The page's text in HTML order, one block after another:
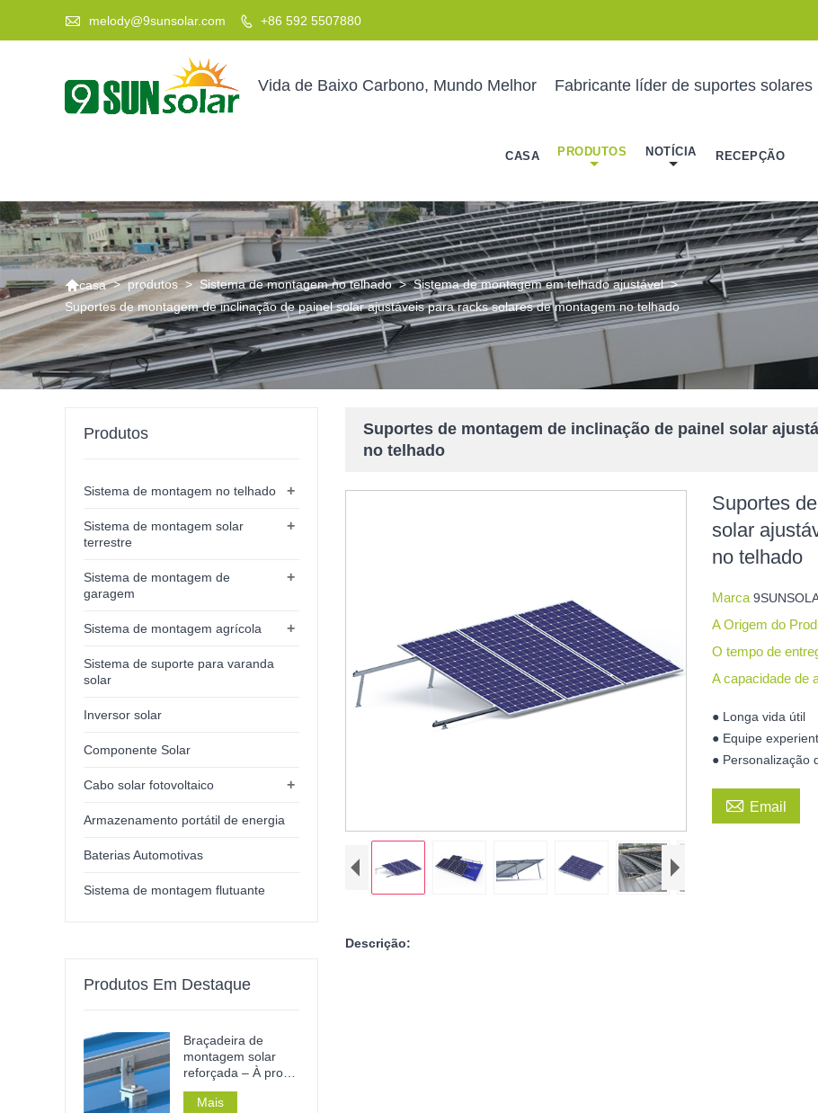
 melody@9sunsolar.com  +86 592 5507880
Vida de Baixo Carbono, Mundo Melhor Fabricante líder de suportes
CASA PRODUTOS NOTÍCIA RECEPÇÃO
casa > produtos > Sistema de montagem no telhado > Sistema de montagem em telhado ajustável >
Suportes de montagem de inclinação de painel solar ajustáveis ​​para racks solares de montagem no telhado
Suportes de montagem de inclinação de painel solar
no telhado
Suportes
solar
no telhado
Marca
A Origem do
O tempo de
A capacidade de
● Longa vida útil
● Equipe
● Personalização
 Email
Descrição:
Produtos
+
Sistema de montagem no telhado
+
Sistema de montagem solar
terrestre
+
Sistema de montagem de
garagem
+
Sistema de montagem agrícola
Sistema de suporte para varanda
solar
Inversor solar
Componente Solar
+
Cabo solar fotovoltaico
Armazenamento portátil de energia
Baterias Automotivas
Sistema de montagem flutuante
Produtos Em Destaque
Braçadeira de
montagem solar
reforçada – À prova
de ferrugem, sem
perfuração e
Mais